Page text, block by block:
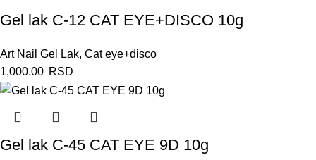
Gel lak C-12 CAT EYE+DISCO 10g
Art Nail Gel Lak, Cat eye+disco
1,000.00 RSD
Gel lak C-45 CAT EYE 9D 10g